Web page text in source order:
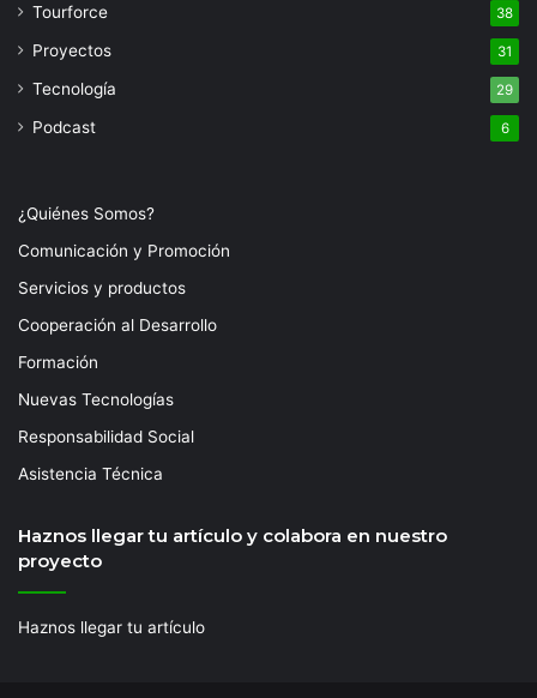
Tourforce 38
Proyectos 31
Tecnología 29
Podcast 6
¿Quiénes Somos?
Comunicación y Promoción
Servicios y productos
Cooperación al Desarrollo
Formación
Nuevas Tecnologías
Responsabilidad Social
Asistencia Técnica
Haznos llegar tu artículo y colabora en nuestro
proyecto
Haznos llegar tu artículo